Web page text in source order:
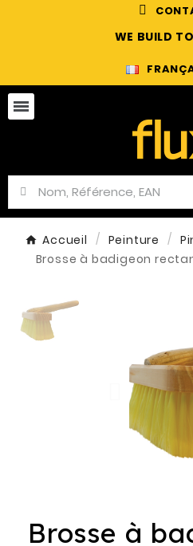
WE BUILD
Accueil Peinture
Brosse à badigeon
Brosse à